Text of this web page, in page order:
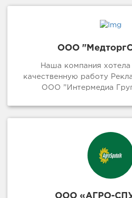
ООО
Наша компания хотела
качественную работу
ООО ”Интермедиа
ООО «АГРО-